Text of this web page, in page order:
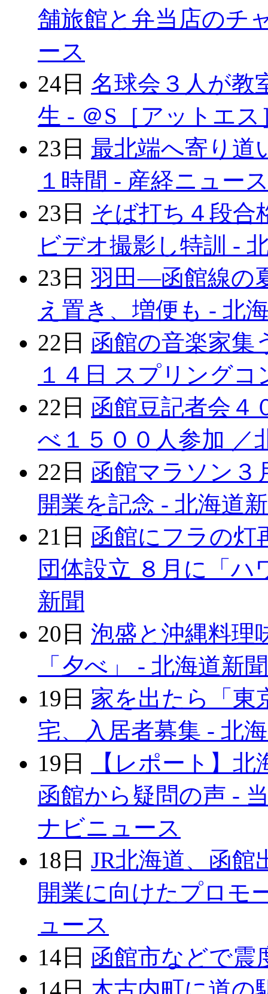
舗旅館と弁当店のチ
ース
24日 名球会３人が教
生 - ＠S［アットエス
23日 最北端へ寄り道
１時間 - 産経ニュー
23日 そば打ち４段合
ビデオ撮影し特訓 -
23日 羽田―函館線の
え置き、増便も - 北
22日 函館の音楽家集
１４日 スプリング
22日 函館豆記者会４
べ１５００人参加 ／
22日 函館マラソン３
開業を記念 - 北海道
21日 函館にフラの灯
団体設立 ８月に「
新聞
20日 泡盛と沖縄料理
「夕べ」 - 北海道新聞
19日 家を出たら「東
宅、入居者募集 - 北
19日
【レポート】
函館から疑問の声 -
ナビニュース
18日 JR北海道、函館
開業に向けたプロモ
ュース
14日 函館市などで震